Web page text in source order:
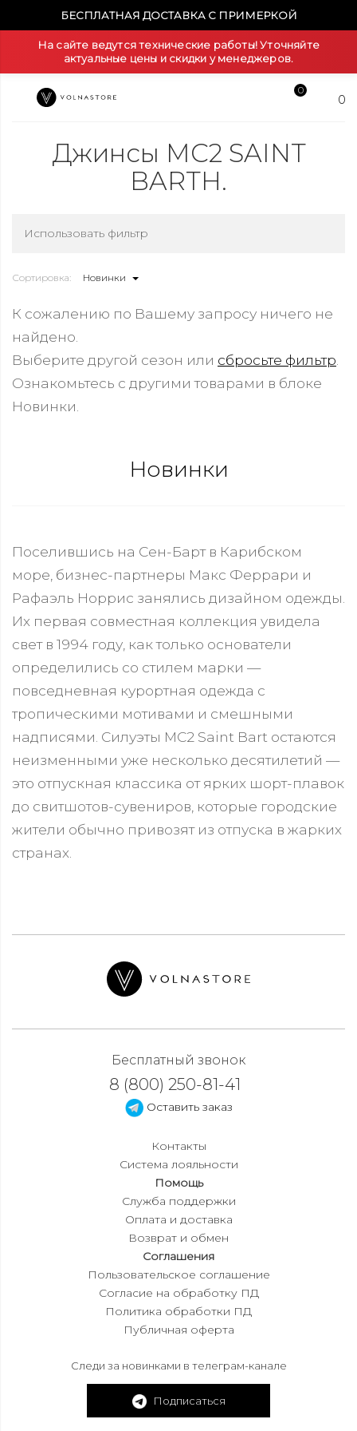
БЕСПЛАТНАЯ ДОСТАВКА С ПРИМЕРКОЙ
На сайте ведутся технические работы! Уточняйте
актуальные цены и скидки у менеджеров.
0
0
Джинсы MC2 SAINT
BARTH.
Использовать фильтр
Сортировка: Новинки
К сожалению по Вашему запросу ничего не
найдено.
Выберите другой сезон или сбросьте фильтр
Ознакомьтесь с другими товарами в блоке
Новинки.
Новинки
Поселившись на Сен-Барт в Карибском
море, бизнес-партнеры Макс Феррари и
Рафаэль Норрис занялись дизайном одежды.
Их первая совместная коллекция увидела
свет в 1994 году, как только основатели
определились со стилем марки —
повседневная курортная одежда с
тропическими мотивами и смешными
надписями. Силуэты MC2 Saint Bart остаются
неизменными уже несколько десятилетий —
это отпускная классика от ярких шорт-плавок
до свитшотов-сувениров, которые городские
жители обычно привозят из отпуска в жарких
странах.
Бесплатный звонок
8 (800) 250-81-41
Оставить заказ
Контакты
Система лояльности
Помощь
Служба поддержки
Оплата и доставка
Возврат и обмен
Соглашения
Пользовательское соглашение
Согласие на обработку ПД
Политика обработки ПД
Публичная оферта
Следи за новинками в телеграм-канале
Подписаться